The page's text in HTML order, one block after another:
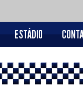
ESTÁDIO